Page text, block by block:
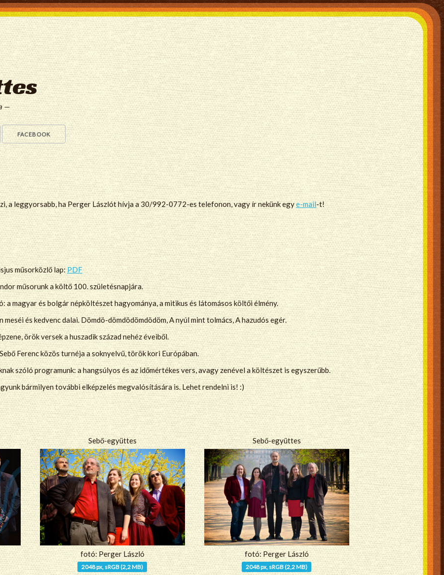
—
FACEBOOK
a leggyorsabb, ha Perger Lászlót hívja a 30/992-0772-es telefonon, vagy ír nekünk egye-mail-t!
műsorközlő lap:PDF
műsorunk a költő 100. születésnapjára.
a magyar és bolgár népköltészet hagyománya, a mitikus és látomásos költői élmény.
meséi és kedvenc dalai. Dömdö-dömdödömdödöm, A nyúl mint tolmács, A hazudós egér.
örök versek a huszadik század nehéz éveiből.
Ferenc közös turnéja a soknyelvű, török kori Európában.
szóló programunk: a hangsúlyos és az időmértékes vers, avagy zenével a költészet is egyszerűbb.
bármilyen további elképzelés megvalósítására is. Lehet rendelni is! :)
Sebő-együttes
fotó: Perger László
2048 px, sRGB (2,2 MB)
Sebő-együttes
fotó: Perger László
2048 px, sRGB (2,2 MB)